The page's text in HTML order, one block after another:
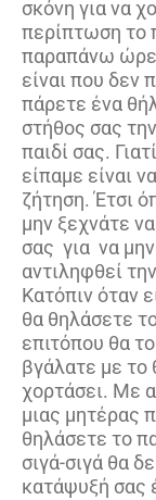
σκόνη για να
περίπτωση το
παραπάνω
είναι που δεν
πάρετε ένα
στήθος σας
παιδί σας.
είπαμε είναι
ζήτηση. Έτσι
μην ξεχνάτε
σας για να
αντιληφθεί
Κατόπιν όταν
θα θηλάσετε
επιτόπου θα
βγάλατε με το
χορτάσει. Με
μιας μητέρας
θηλάσετε το
σιγά-σιγά θα
κατάψυξή σας